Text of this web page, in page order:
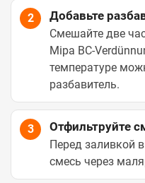
2 Добавьте
Смешайте две
Mipa BC-
температуре
разбавитель.
3 Отфильтруйте
Перед заливкой
смесь через